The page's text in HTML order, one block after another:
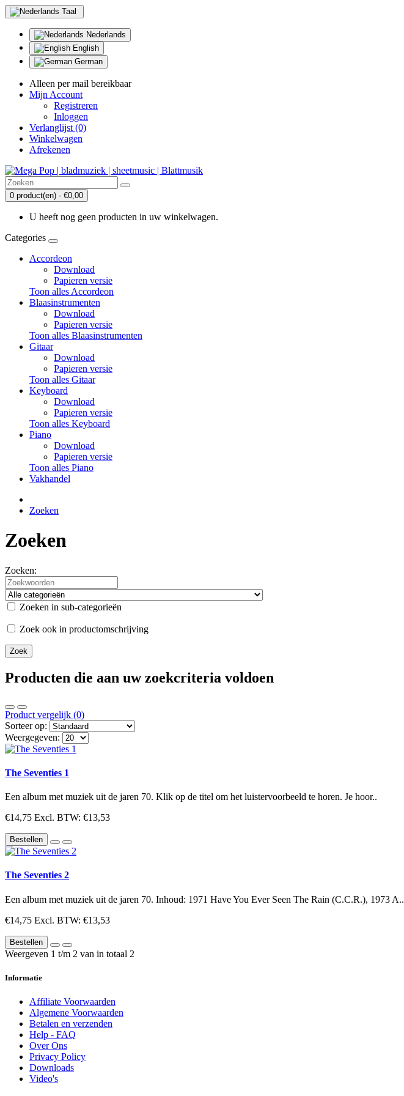
Taal
Nederlands
English
German
Alleen per mail bereikbaar
Mijn Account
Registreren
Inloggen
Verlanglijst (0)
Winkelwagen
Afrekenen
0 product(en) - €0,00
U heeft nog geen producten in uw winkelwagen.
Categories
Accordeon
Download
Papieren versie
Toon alles Accordeon
Blaasinstrumenten
Download
Papieren versie
Toon alles Blaasinstrumenten
Gitaar
Download
Papieren versie
Toon alles Gitaar
Keyboard
Download
Papieren versie
Toon alles Keyboard
Piano
Download
Papieren versie
Toon alles Piano
Vakhandel
Zoeken
Zoeken
Zoeken:
Zoeken in sub-categorieën
Zoek ook in productomschrijving
Producten die aan uw zoekcriteria voldoen
Product vergelijk (0)
Sorteer op:
Weergegeven:
The Seventies 1
Een album met muziek uit de jaren 70. Klik op de titel om het luistervoorbeeld te horen. Je hoor..
€14,75 Excl. BTW: €13,53
Bestellen
The Seventies 2
Een album met muziek uit de jaren 70. Inhoud: 1971 Have You Ever Seen The Rain (C.C.R.), 1973 A..
€14,75 Excl. BTW: €13,53
Bestellen
Weergeven 1 t/m 2 van in totaal 2
Informatie
Affiliate Voorwaarden
Algemene Voorwaarden
Betalen en verzenden
Help - FAQ
Over Ons
Privacy Policy
Downloads
Video's